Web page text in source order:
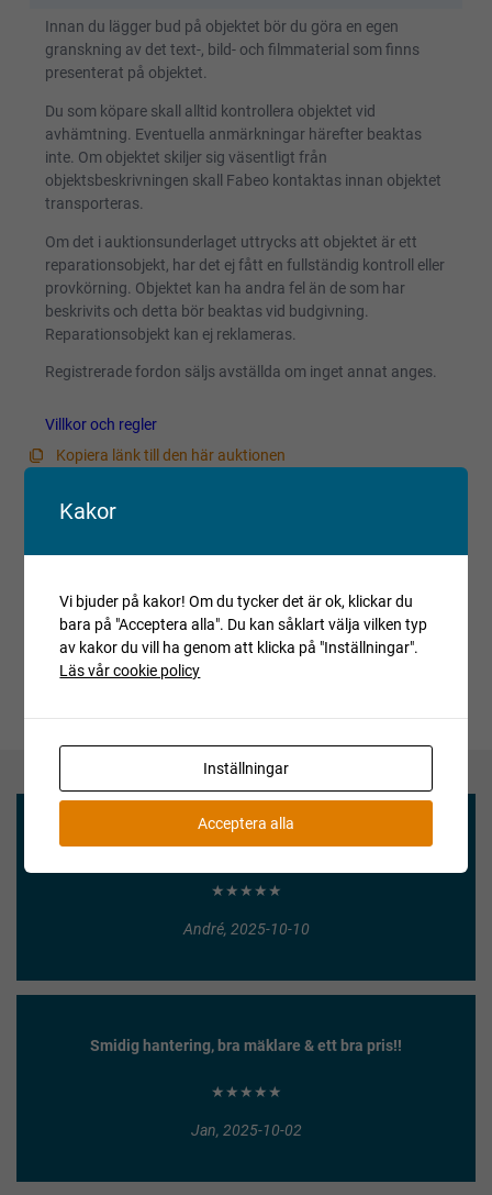
Innan du lägger bud på objektet bör du göra en egen
granskning av det text-, bild- och filmmaterial som finns
presenterat på objektet.
Du som köpare skall alltid kontrollera objektet vid
avhämtning. Eventuella anmärkningar härefter beaktas
inte. Om objektet skiljer sig väsentligt från
objektsbeskrivningen skall Fabeo kontaktas innan objektet
transporteras.
Om det i auktionsunderlaget uttrycks att objektet är ett
reparationsobjekt, har det ej fått en fullständig kontroll eller
provkörning. Objektet kan ha andra fel än de som har
beskrivits och detta bör beaktas vid budgivning.
Reparationsobjekt kan ej reklameras.
Registrerade fordon säljs avställda om inget annat anges.
Villkor och regler
Kopiera länk till den här auktionen
Auktionen är avslutad
Enkel försäljning och säker betalning!
★★★★★
André, 2025-10-10
Smidig hantering, bra mäklare & ett bra pris!!
★★★★★
Jan, 2025-10-02
Kakor
Vi bjuder på kakor! Om du tycker det är ok, klickar du
bara på "Acceptera alla". Du kan såklart välja vilken typ
av kakor du vill ha genom att klicka på "Inställningar".
Läs vår cookie policy
Inställningar
Acceptera alla